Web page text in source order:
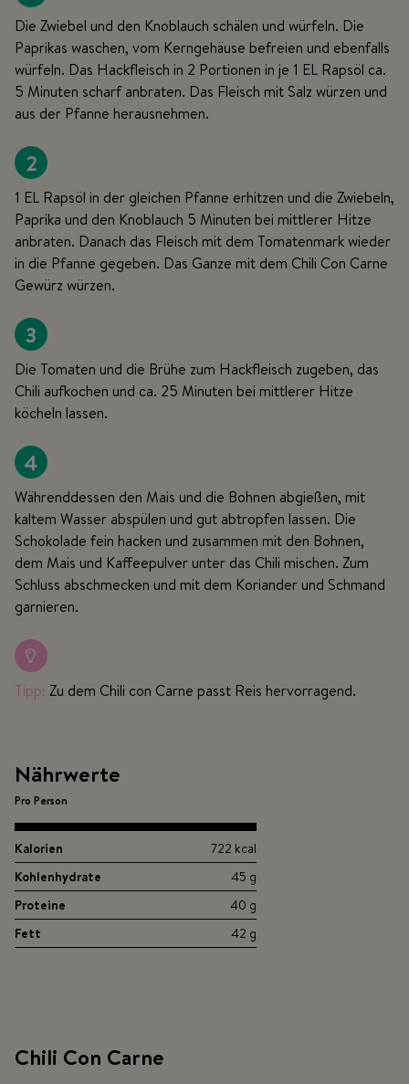
Die Zwiebel und den Knoblauch schälen und würfeln. Die
Paprikas waschen, vom Kerngehäuse befreien und ebenfalls
würfeln. Das Hackfleisch in 2 Portionen in je 1 EL Rapsöl ca.
5 Minuten scharf anbraten. Das Fleisch mit Salz würzen und
aus der Pfanne herausnehmen.
2
1 EL Rapsöl in der gleichen Pfanne erhitzen und die Zwiebeln,
Paprika und den Knoblauch 5 Minuten bei mittlerer Hitze
anbraten. Danach das Fleisch mit dem Tomatenmark wieder
in die Pfanne gegeben. Das Ganze mit dem Chili Con Carne
Gewürz würzen.
3
Die Tomaten und die Brühe zum Hackfleisch zugeben, das
Chili aufkochen und ca. 25 Minuten bei mittlerer Hitze
köcheln lassen.
4
Währenddessen den Mais und die Bohnen abgießen, mit
kaltem Wasser abspülen und gut abtropfen lassen. Die
Schokolade fein hacken und zusammen mit den Bohnen,
dem Mais und Kaffeepulver unter das Chili mischen. Zum
Schluss abschmecken und mit dem Koriander und Schmand
garnieren.
Tipp: Zu dem Chili con Carne passt Reis hervorragend.
Nährwerte
Pro Person
Kalorien
722 kcal
Kohlenhydrate
45 g
Proteine
40 g
Fett
42 g
Chili Con Carne